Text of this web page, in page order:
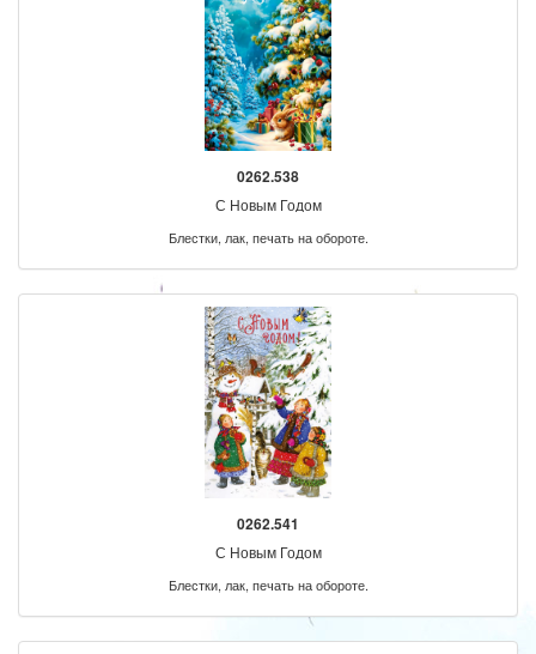
0262.538
С Новым Годом
Блестки, лак, печать на обороте.
0262.541
С Новым Годом
Блестки, лак, печать на обороте.